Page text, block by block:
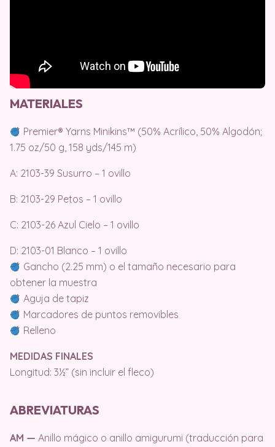
MATERIALES
Premier® Yarns Minikins™ (50% Acrílico, 50% Algodón;
1.75 oz/50 g, 158 yds/145 m)
A: 2103-39 Susurro – 1 ovillo
B: 2103-29 Petos – 1 ovillo
C: 2103-26 Azul Cielo – 1 ovillo
D: 2103-01 Blanco – 1 ovillo
Gancho (2.25 mm) o el tamaño necesario para
obtener la muestra
Aguja de tapiz
Marcadores de puntos removibles
Relleno
MEDIDAS FINALES
Longitud: 3½” (sin incluir el fleco)
ABREVIATURAS
AM — Anillo mágico o anillo amigurumi (traducción para